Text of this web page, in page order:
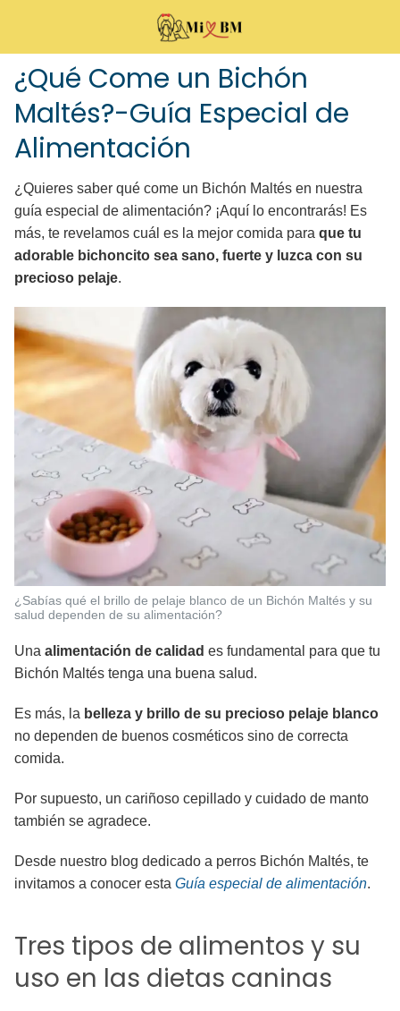
¿Qué Come un Bichón
Maltés?-Guía Especial de
Alimentación
¿Quieres saber qué come un Bichón Maltés en nuestra
guía especial de alimentación? ¡Aquí lo encontrarás! Es
más, te revelamos cuál es la mejor comida para que tu
adorable bichoncito sea sano, fuerte y luzca con su
precioso pelaje.
¿Sabías qué el brillo de pelaje blanco de un Bichón Maltés y su
salud dependen de su alimentación?
Una alimentación de calidad es fundamental para que tu
Bichón Maltés tenga una buena salud.
Es más, la belleza y brillo de su precioso pelaje blanco
no dependen de buenos cosméticos sino de correcta
comida.
Por supuesto, un cariñoso cepillado y cuidado de manto
también se agradece.
Desde nuestro blog dedicado a perros Bichón Maltés, te
invitamos a conocer esta Guía especial de alimentación.
Tres tipos de alimentos y su
uso en las dietas caninas